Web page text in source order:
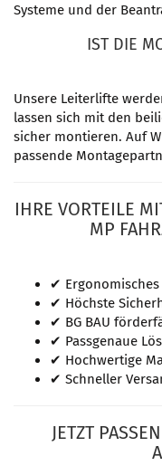
Systeme und der
IST DIE
Unsere Leiterlifte
lassen sich mit den
sicher montieren. Auf
passende
IHRE VORTEILE
MP
✔
✔ Höchste
✔ BG BAU
✔ Passgenaue
✔ Hochwertige
✔ Schneller
JETZT